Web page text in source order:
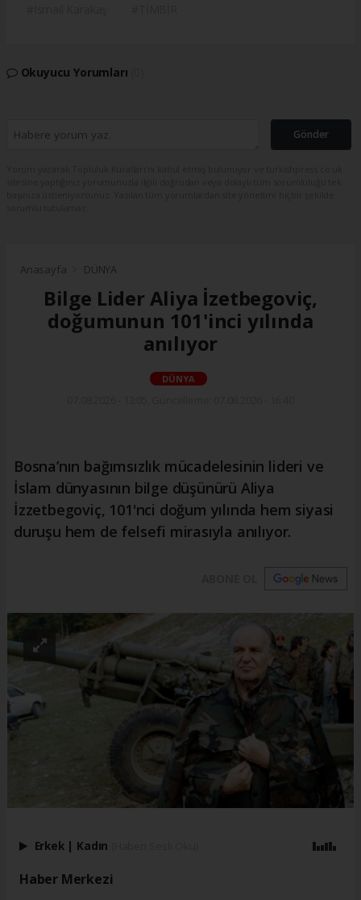
Okuyucu Yorumları
Gönder
Anasayfa DÜNYA
Bilge Lider Aliya İzetbegoviç,
doğumunun 101'inci yılında
anılıyor
DÜNYA
Bosna’nın bağımsızlık mücadelesinin lideri ve
İslam dünyasının bilge düşünürü Aliya
İzzetbegoviç, 101'nci doğum yılında hem siyasi
duruşu hem de felsefi mirasıyla anılıyor.
Erkek | Kadın
Haber Merkezi